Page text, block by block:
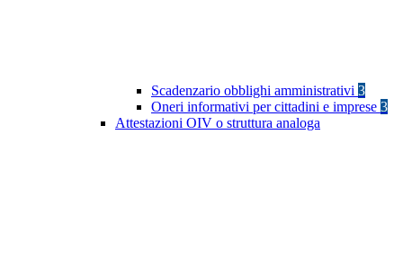
Scadenzario obblighi amministrativi 3
Oneri informativi per cittadini e imprese 3
Attestazioni OIV o struttura analoga